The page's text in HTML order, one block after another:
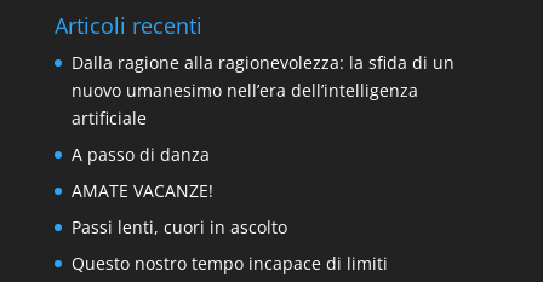
Articoli recenti
Dalla ragione alla ragionevolezza: la sfida di un
nuovo umanesimo nell’era dell’intelligenza
artificiale
A passo di danza
AMATE VACANZE!
Passi lenti, cuori in ascolto
Questo nostro tempo incapace di limiti